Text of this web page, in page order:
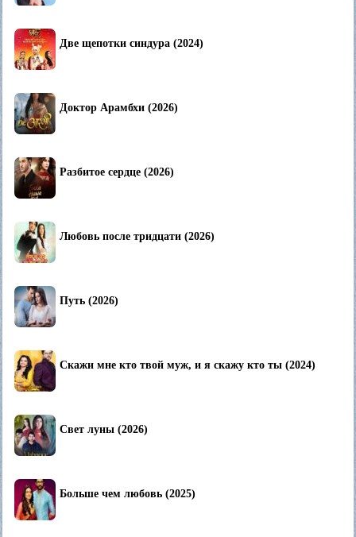
Две щепотки синдура (2024)
Доктор Арамбхи (2026)
Разбитое сердце (2026)
Любовь после тридцати (2026)
Путь (2026)
Скажи мне кто твой муж, и я скажу кто ты (2024)
Свет луны (2026)
Больше чем любовь (2025)